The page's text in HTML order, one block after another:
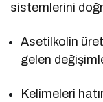
sistemlerini
Asetilkolin
gelen
Kelimeleri